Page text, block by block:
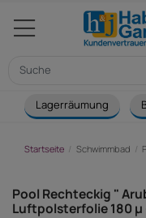
Lagerräumung
Startseite Schwimmbad
Pool Rechteckig "
Luftpolsterfolie 180